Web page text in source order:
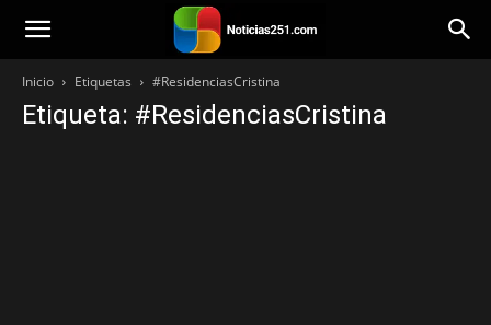
Noticias251
Inicio Etiquetas #ResidenciasCristina
Etiqueta: #ResidenciasCristina